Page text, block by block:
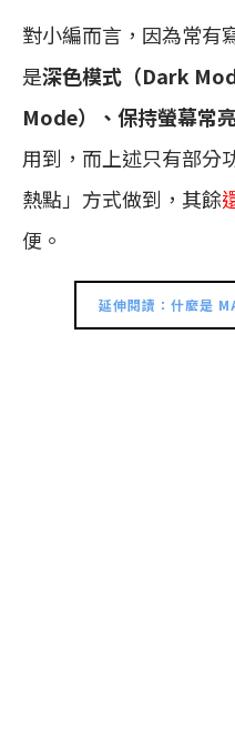
對小編而言，因為常有
是深色模式（Dark
Mode）、保持螢幕常
用到，而上述只有部分
熱點」方式做到，其餘
便。
延伸閱讀：什麼是